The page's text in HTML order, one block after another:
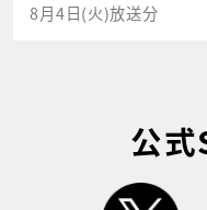
8月4日(火)放送分
公式